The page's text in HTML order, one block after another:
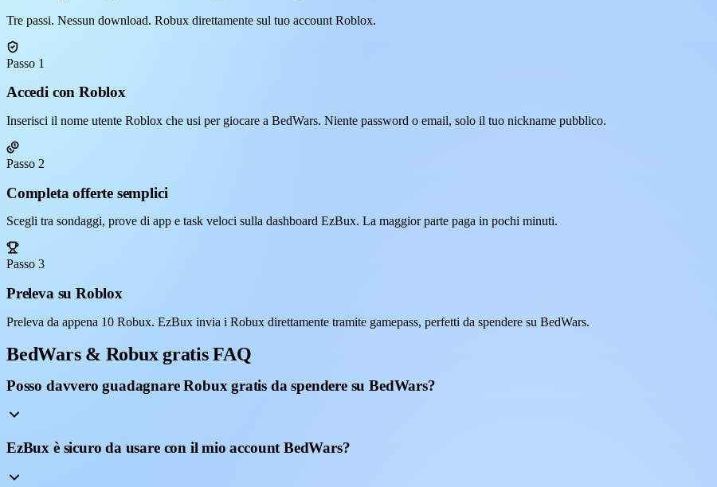
Tre passi. Nessun download. Robux direttamente sul tuo account Roblox.
Passo 1
Accedi con Roblox
Inserisci il nome utente Roblox che usi per giocare a BedWars. Niente password o email, solo il tuo nickname pubblico.
Passo 2
Completa offerte semplici
Scegli tra sondaggi, prove di app e task veloci sulla dashboard EzBux. La maggior parte paga in pochi minuti.
Passo 3
Preleva su Roblox
Preleva da appena 10 Robux. EzBux invia i Robux direttamente tramite gamepass, perfetti da spendere su BedWars.
BedWars & Robux gratis FAQ
Posso davvero guadagnare Robux gratis da spendere su BedWars?
EzBux è sicuro da usare con il mio account BedWars?